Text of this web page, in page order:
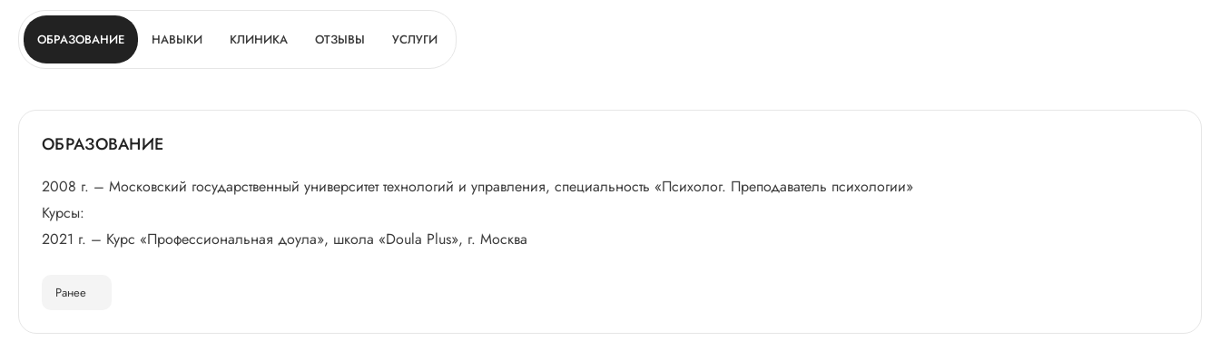
ОБРАЗОВАНИЕ НАВЫКИ КЛИНИКА ОТЗЫВЫ УСЛУГИ
ОБРАЗОВАНИЕ
2008 г. – Московский государственный университет технологий и управления, специальность «Психолог. Преподаватель психологии»
Курсы:
2021 г. – Курс «Профессиональная доула», школа «Doula Plus», г. Москва
Ранее